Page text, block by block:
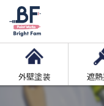
外壁塗装 遮